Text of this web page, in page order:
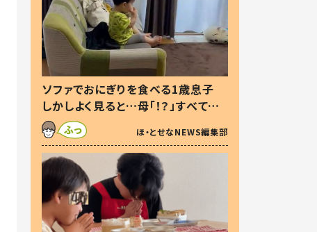
ソファでおにぎりを食べる1歳息子
しかしよく見ると…母「！？」すべてを
察した母の投稿に「可愛いから許
す！」「現行犯〜」
ほ・とせなNEWS編集部